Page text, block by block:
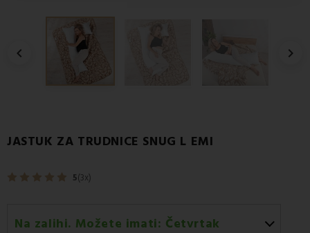
 
JASTUK ZA TRUDNICE SNUG L EMI
5(3x)
Na zalihi. Možete imati: Četvrtak